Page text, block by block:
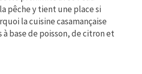
pêche y tient une place si
la cuisine casamançaise
base de poisson, de citron et